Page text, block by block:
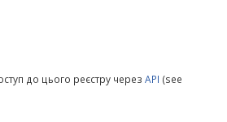
до цього реєстру через API (see